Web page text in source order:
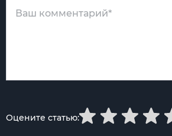
Оцените статью: